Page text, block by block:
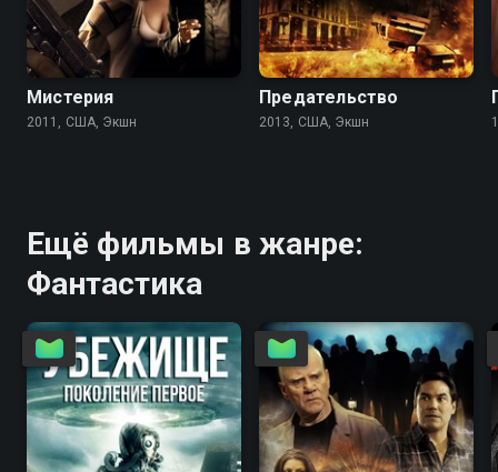
5.0 4.0
Мистерия
2011, США, Экшн
5.0 3.6
Предательство
2013, США, Экшн
Ещё фильмы в жанре:
Фантастика